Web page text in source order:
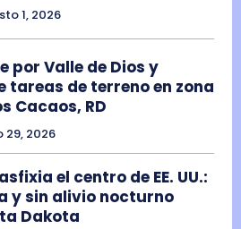
1, 2026
por Valle de Dios y
tareas de terreno en zona
Cacaos, RD
29, 2026
el centro de EE. UU.:
y sin alivio nocturno
Dakota